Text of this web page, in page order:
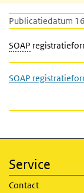
Publicatiedatum
SOAP
SOAP
Service
Contact